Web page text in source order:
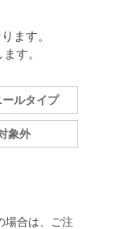
ます。
す。
ルタイプ
象外
場合は、ご注